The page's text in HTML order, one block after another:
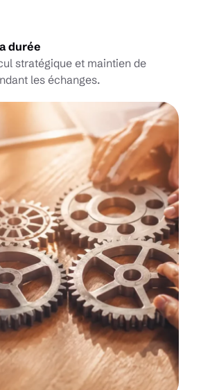
durée
stratégique et maintien de
les échanges.